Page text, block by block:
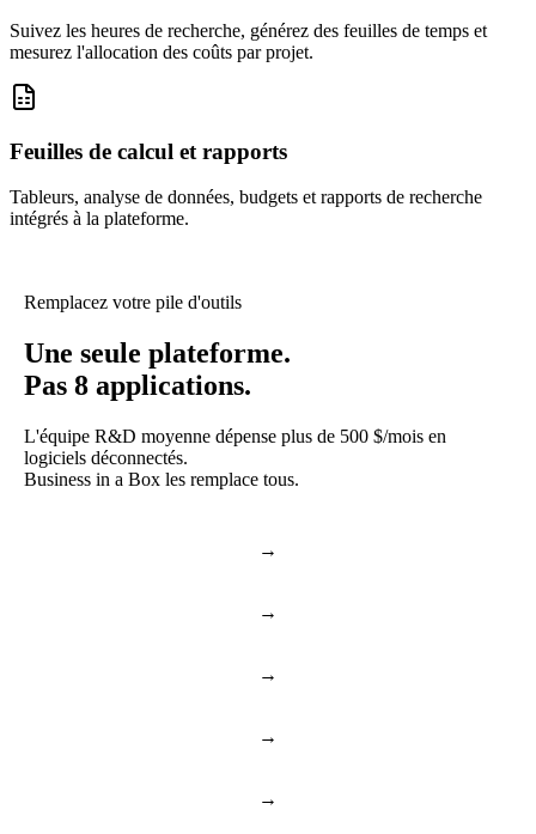
Suivez les heures de recherche, générez des feuilles de temps et
mesurez l'allocation des coûts par projet.
Feuilles de calcul et rapports
Tableurs, analyse de données, budgets et rapports de recherche
intégrés à la plateforme.
Remplacez votre pile d'outils
Une seule plateforme.
Pas 8 applications.
L'équipe R&D moyenne dépense plus de 500 $/mois en
logiciels déconnectés.
Business in a Box les remplace tous.
→
→
→
→
→